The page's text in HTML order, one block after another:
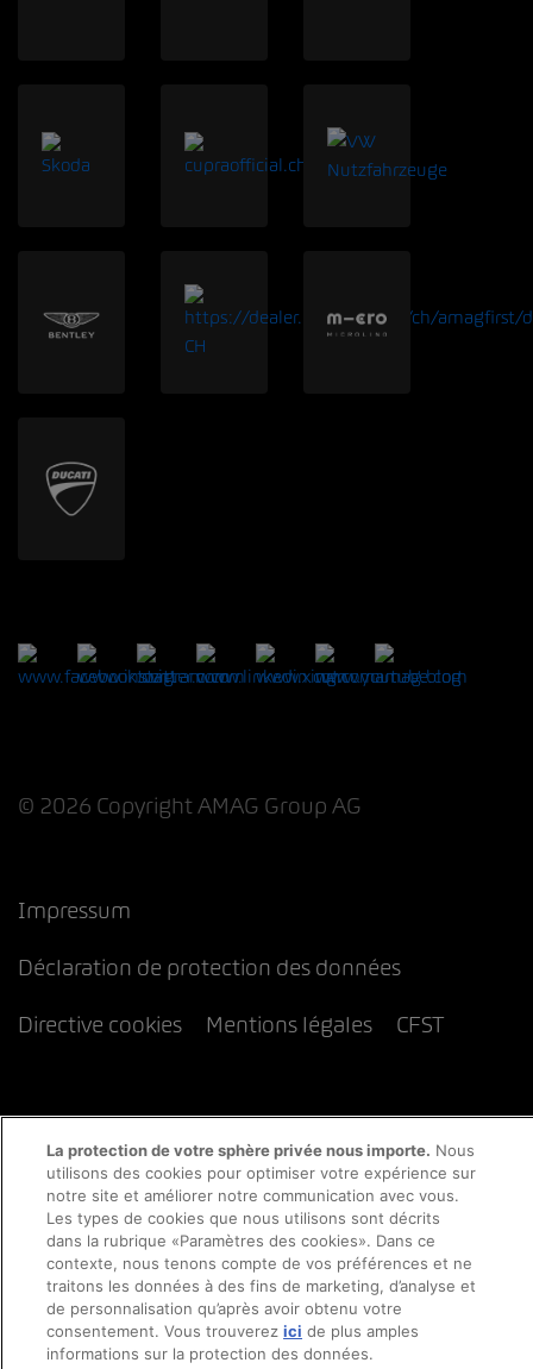
© 2026 Copyright AMAG Group AG
Impressum
Déclaration de protection des données
Directive cookies Mentions légales CFST
La protection de votre sphère privée nous importe. Nous
utilisons des cookies pour optimiser votre expérience sur
notre site et améliorer notre communication avec vous.
Les types de cookies que nous utilisons sont décrits
dans la rubrique «Paramètres des cookies». Dans ce
contexte, nous tenons compte de vos préférences et ne
traitons les données à des fins de marketing, d’analyse et
de personnalisation qu’après avoir obtenu votre
consentement. Vous trouverezici de plus amples
informations sur la protection des données.